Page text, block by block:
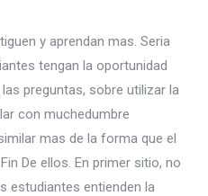
y aprendan mas. Seri­a
tengan la oportunidad
preguntas, sobre utilizar la
con muchedumbre
mas de la forma que el
De ellos. En primer sitio, no
estudiantes entienden la